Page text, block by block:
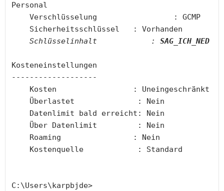
Personal
    Verschlüsselung                 : GCMP
    Sicherheitsschlüssel   : Vorhanden
  Schlüsselinhalt            :
SAG_ICH_NED
Kosteneinstellungen
-------------------
    Kosten                 : Uneingeschränkt
    Überlastet              : Nein
    Datenlimit bald erreicht: Nein
    Über Datenlimit         : Nein
    Roaming                : Nein
    Kostenquelle            : Standard
C:\Users\karpbjde>